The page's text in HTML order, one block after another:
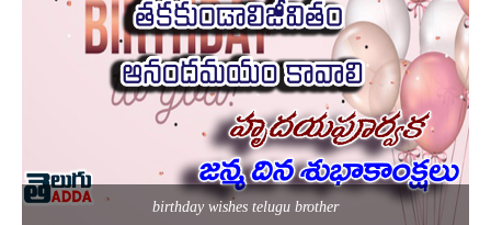
birthday wishes telugu brother